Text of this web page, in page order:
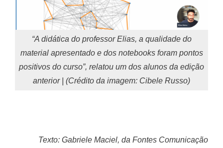
“A didática do professor Elias, a qualidade do
material apresentado e dos notebooks foram pontos
positivos do curso”, relatou um dos alunos da edição
anterior | (Crédito da imagem: Cibele Russo)
Texto: Gabriele Maciel, da Fontes Comunicação